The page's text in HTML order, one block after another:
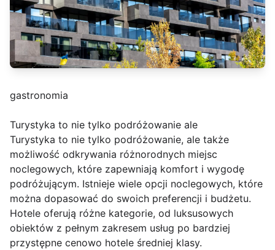
gastronomia
Turystyka to nie tylko podróżowanie ale
Turystyka to nie tylko podróżowanie, ale także
możliwość odkrywania różnorodnych miejsc
noclegowych, które zapewniają komfort i wygodę
podróżującym. Istnieje wiele opcji noclegowych, które
można dopasować do swoich preferencji i budżetu.
Hotele oferują różne kategorie, od luksusowych
obiektów z pełnym zakresem usług po bardziej
przystępne cenowo hotele średniej klasy.